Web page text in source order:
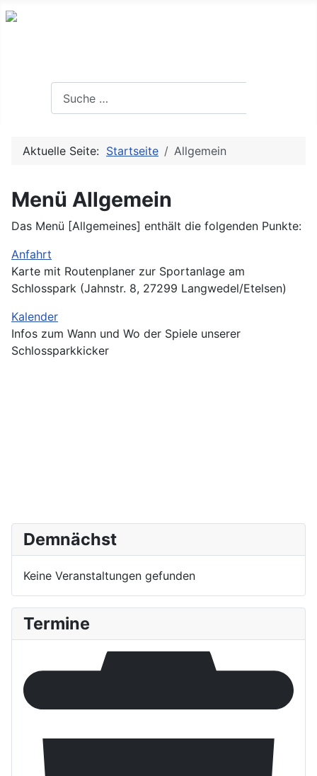
Aktuelle Seite: Startseite Allgemein
Menü Allgemein
Das Menü [Allgemeines] enthält die folgenden Punkte:
Anfahrt
Karte mit Routenplaner zur Sportanlage am
Schlosspark (Jahnstr. 8, 27299 Langwedel/Etelsen)
Kalender
Infos zum Wann und Wo der Spiele unserer
Schlossparkkicker
Demnächst
Keine Veranstaltungen gefunden
Termine